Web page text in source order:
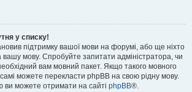
у списку!
підтримку вашої мови на форумі, або ще ніхто
мову. Спробуйте запитати адміністратора, чи
вам мовний пакет. Якщо такого мовного
можете перекласти phpBB на свою рідну мову.
ви можете отримати на сайті phpBB®.